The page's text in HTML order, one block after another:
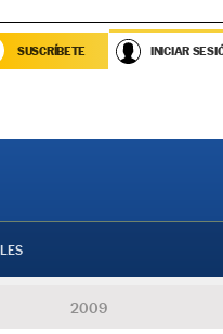
SUSCRÍBETE INICIAR
2009